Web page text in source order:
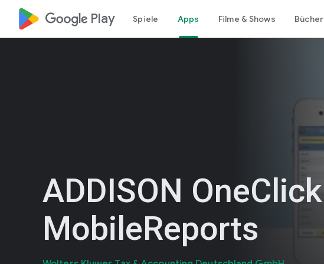
google_logo Play Spiele Apps Filme & Shows Bücher
ADDISON OneClick
MobileReports